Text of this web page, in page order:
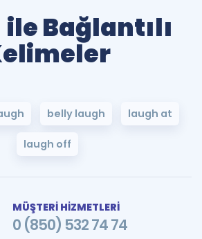
ile Bağlantılı
belly laugh laugh at
laugh off
MÜŞTERİ HİZMETLERİ
0 (850) 532 74 74